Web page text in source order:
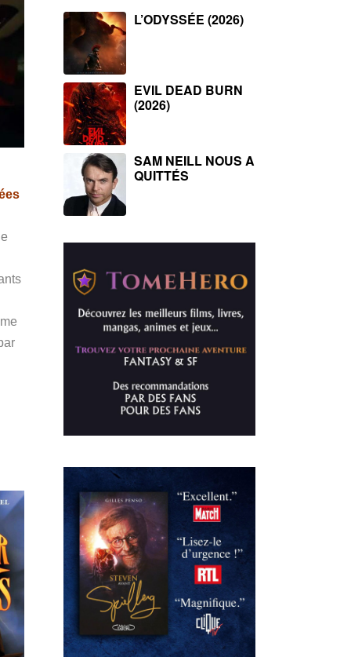
L’ODYSSÉE (2026)
EVIL DEAD BURN
(2026)
SAM NEILL NOUS A
QUITTÉS